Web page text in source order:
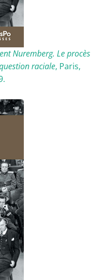
Nuremberg. Le procès
raciale, Paris,